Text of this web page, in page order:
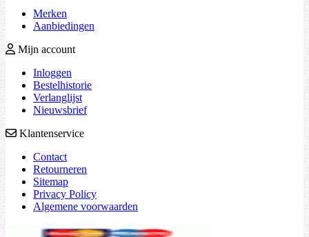
Merken
Aanbiedingen
Mijn account
Inloggen
Bestelhistorie
Verlanglijst
Nieuwsbrief
Klantenservice
Contact
Retourneren
Sitemap
Privacy Policy
Algemene voorwaarden